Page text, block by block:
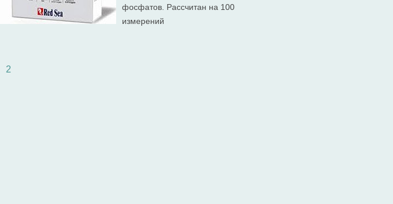
фосфатов. Расcчитан на 100
измерений
2